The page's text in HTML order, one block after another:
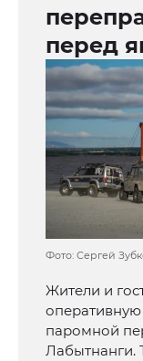
перед
Фото: Сергей
Жители и
паромной
Лабытнанги.